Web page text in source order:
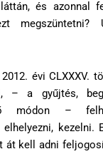
és azonnal
évi CLXXXV.
– a gyűjtés,
módon –
kezelni.
át kell adni